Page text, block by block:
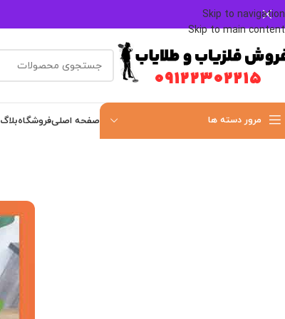
Skip to navigation
Skip to main content
مرور دسته ها صفحه اصلیفروشگاهبلاگ